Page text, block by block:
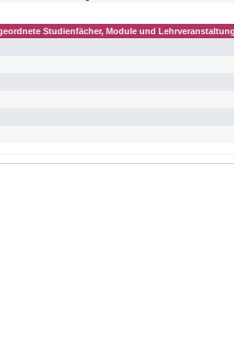
Studienfächer, Module und